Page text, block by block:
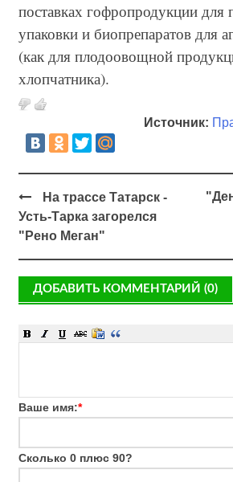
поставках гофропродукции для
упаковки и биопрепаратов для
(как для плодоовощной
хлопчатника).
Источник:
На трассе Татарск -
Усть-Тарка загорелся
"Рено Меган"
ДОБАВИТЬ КОММЕНТАРИЙ (0)
Ваше имя:*
Сколько 0 плюс 90?